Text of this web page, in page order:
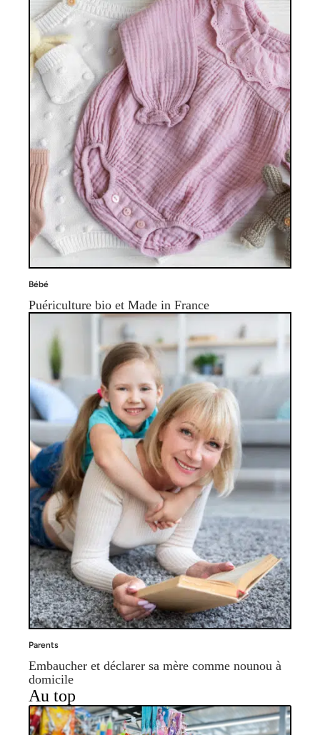
Bébé
Puériculture bio et Made in France
Parents
Embaucher et déclarer sa mère comme nounou à
domicile
Au top